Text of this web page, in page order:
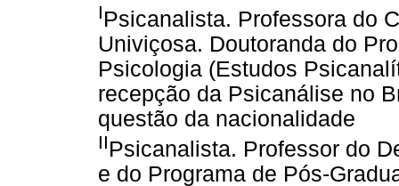
IPsicanalista. Professora do
Univiçosa. Doutoranda do
Psicologia (Estudos
recepção da Psicanálise no
questão da nacionalidade
IIPsicanalista. Professor do
e do Programa de Pós-